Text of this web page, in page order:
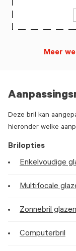
Deze bril kan
hieronder welke
Brilopties
Enkelvoudige
Multifocale
Zonnebril glazen
Computerbril
Meer